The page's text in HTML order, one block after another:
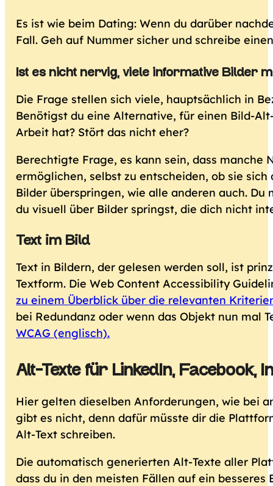
Es ist wie beim Dating: Wenn du darüber
Fall. Geh auf Nummer sicher und schreibe
Ist es nicht nervig, viele informative Bilder
Die Frage stellen sich viele, hauptsächlich in
Benötigst du eine Alternative, für einen Bild-
Arbeit hat? Stört das nicht eher?
Berechtigte Frage, es kann sein, dass
ermöglichen, selbst zu entscheiden, ob sie
Bilder überspringen, wie alle anderen auch. Du
du visuell über Bilder springst, die dich nicht
Text im Bild
Text in Bildern, der gelesen werden soll, ist
Textform. DieWeb Content Accessibility
zu einem Überblick über die relevanten
bei Redundanz oder wenn das Objekt nun mal
WCAG (englisch).
Alt-Texte für LinkedIn, Facebook,
Hier gelten dieselben Anforderungen, wie bei
gibt es nicht, denn dafür müsste dir die
Alt-Text schreiben.
Die automatisch generierten Alt-Texte aller
dass du in den meisten Fällen auf ein